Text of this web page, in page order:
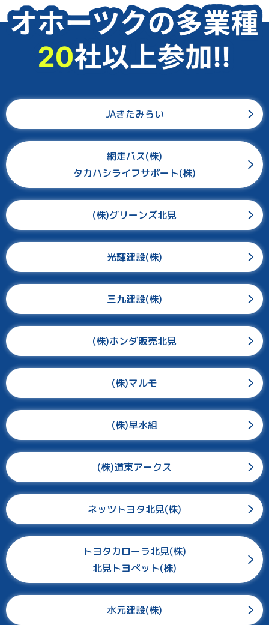
JAきたみらい
網走バス(株)
タカハシライフサポート(株)
(株)グリーンズ北見
光輝建設(株)
三九建設(株)
(株)ホンダ販売北見
(株)マルモ
(株)早水組
(株)道東アークス
ネッツトヨタ北見(株)
トヨタカローラ北見(株)
北見トヨペット(株)
水元建設(株)